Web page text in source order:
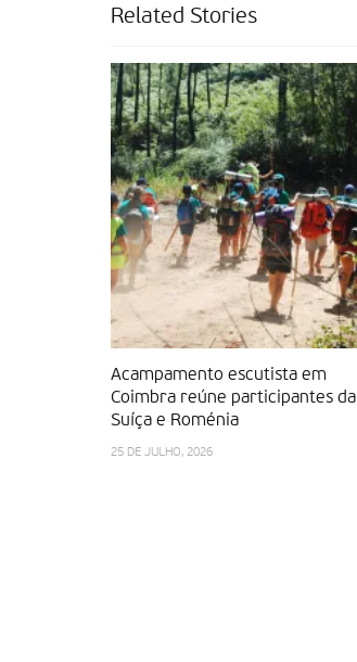
Related Stories
Acampamento escutista em
Coimbra reúne participantes da
Suíça e Roménia
25 DE JULHO, 2026